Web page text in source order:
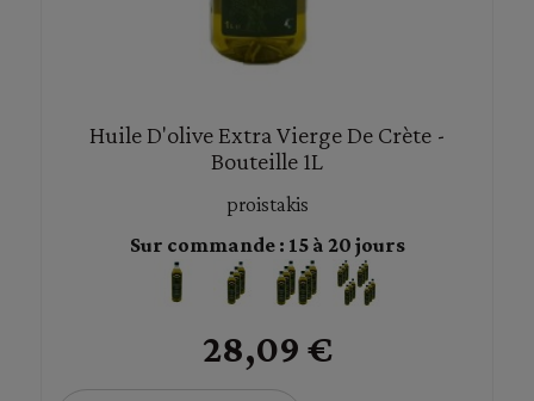
Huile D'olive Extra Vierge De Crète -
Bouteille 1L
proistakis
Sur commande : 15 à 20 jours
28,09 €